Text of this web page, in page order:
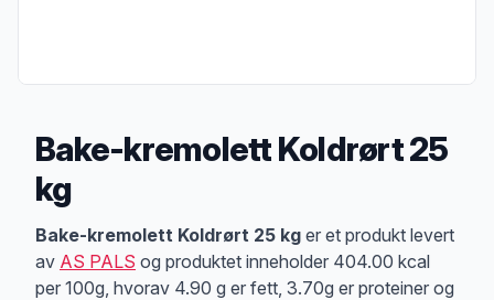
Bake-kremolett Koldrørt 25
kg
Produktbeskrivelse
Bake-kremolett Koldrørt 25 kg er et produkt levert
av AS PALS og produktet inneholder 404.00 kcal
per 100g, hvorav 4.90 g er fett, 3.70g er proteiner og